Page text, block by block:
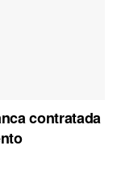
contratada